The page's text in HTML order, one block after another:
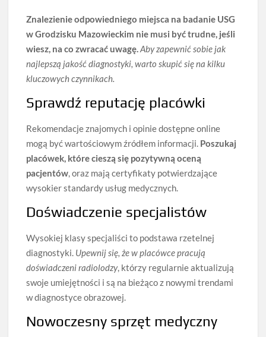
Znalezienie odpowiedniego miejsca na badanie USG
w Grodzisku Mazowieckim nie musi być trudne, jeśli
wiesz, na co zwracać uwagę.Aby zapewnić sobie jak
najlepszą jakość diagnostyki, warto skupić się na kilku
kluczowych czynnikach.
Sprawdź reputację placówki
Rekomendacje znajomych i opinie dostępne online
mogą być wartościowym źródłem informacji. Poszukaj
placówek, które cieszą się pozytywną oceną
pacjentów, oraz mają certyfikaty potwierdzające
wysokier standardy usług medycznych.
Doświadczenie specjalistów
Wysokiej klasy specjaliści to podstawa rzetelnej
diagnostyki. Upewnij się, że w placówce pracują
doświadczeni radiolodzy, którzy regularnie aktualizują
swoje umiejętności i są na bieżąco z nowymi trendami
w diagnostyce obrazowej.
Nowoczesny sprzęt medyczny